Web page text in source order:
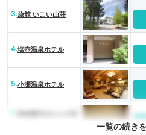
3.旅館 いこい山荘
4.塩壺温泉ホテル
5.小瀬温泉ホテル
一覧の続き